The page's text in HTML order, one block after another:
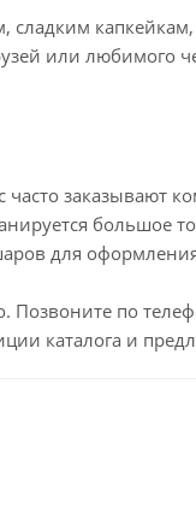
сладким
или любимого
заказывают
большое
для
по
каталога и